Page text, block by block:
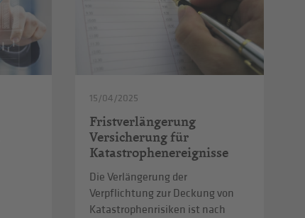
15/04/2025
Fristverlängerung
Versicherung für
Katastrophenereignisse
Die Verlängerung der
Verpflichtung zur Deckung von
Katastrophenrisiken ist nach